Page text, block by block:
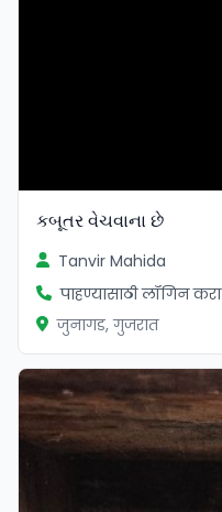
કબૂતર વેચવાના છે
Tanvir Mahida
पाहण्यासाठी लॉगिन करा
जुनागड, गुजरात